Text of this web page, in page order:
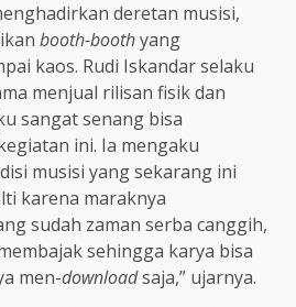
deretan musisi,
booth-boothyang
kaos. Rudi Iskandar selaku
menjual rilisan fisik dan
sangat senang bisa
ini. Ia mengaku
musisi yang sekarang ini
karena maraknya
sudah zaman serba canggih,
sehingga karya bisa
men-downloadsaja,” ujarnya.